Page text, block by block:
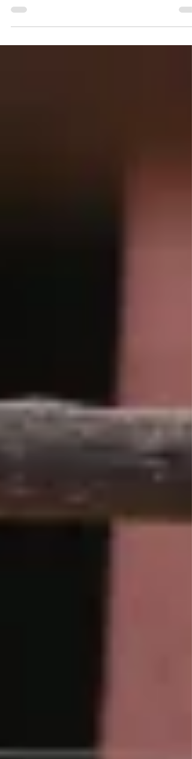
Felipe Drummond, o Mineirinho, serão verificadas na